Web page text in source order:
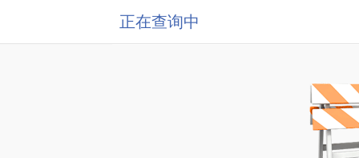
正在查询中